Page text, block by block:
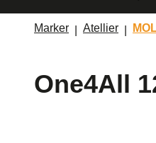
Marker Atellier
One4All